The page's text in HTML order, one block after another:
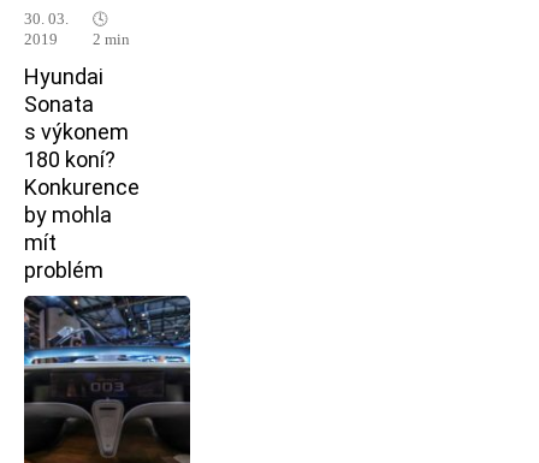
30. 03.
2019
🕓
2 min
Hyundai
Sonata
s výkonem
180 koní?
Konkurence
by mohla
mít
problém